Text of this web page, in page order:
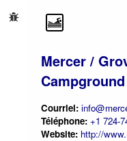
Mercer /
Campground
Courriel:
Téléphone: +1 724-
Website: http://